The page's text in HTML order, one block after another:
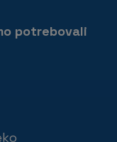
potrebovali